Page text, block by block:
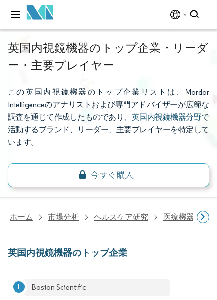
英国内視鏡機器のトップ企業・リーダ
ー・主要プレイヤー
この英国内視鏡機器のトップ企業リストは、Mordor
Intelligenceのアナリストおよび専門アドバイザーが広範な
調査を通じて作成したものであり、 英国内視鏡機器分野で
活動するブランド、リーダー、主要プレイヤーを特定して
います。
ホーム 市場分析 ヘルスケア研究 医療機器研究
英国内視鏡機器のトップ企業
Boston Scientific